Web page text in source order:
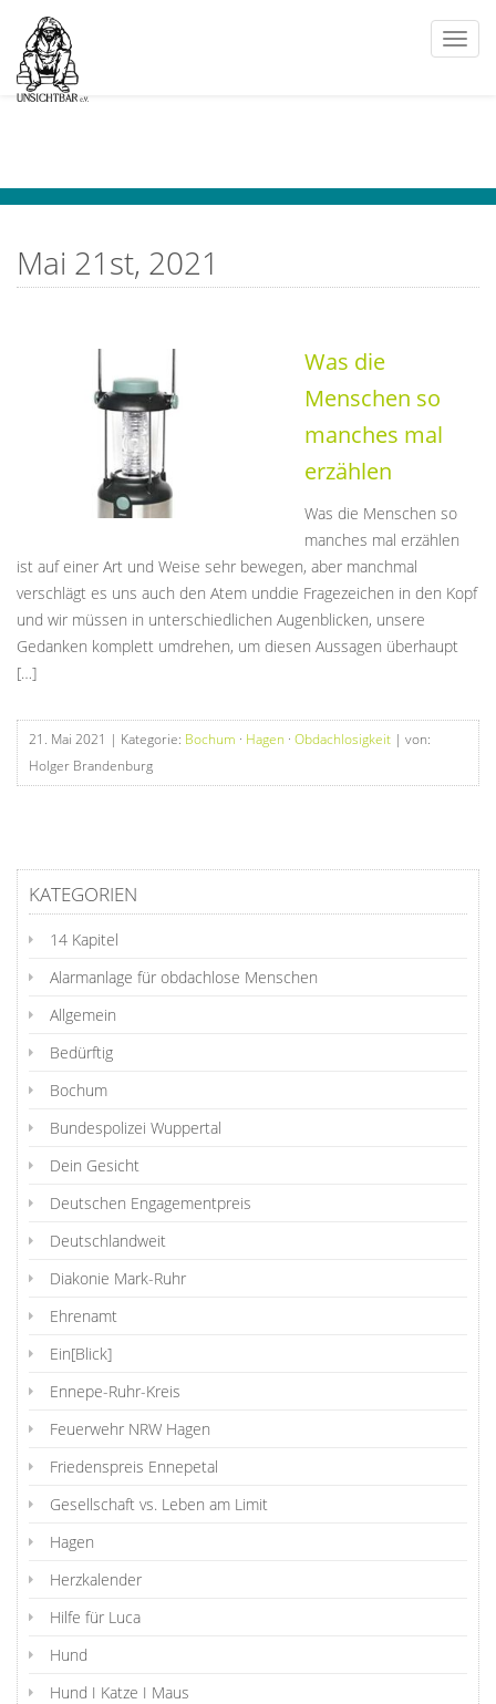
Mai 21st, 2021
Was die
Menschen so
manches mal
erzählen
Was die Menschen so
manches mal erzählen
ist auf einer Art und Weise sehr bewegen, aber manchmal
verschlägt es uns auch den Atem unddie Fragezeichen in den Kopf
und wir müssen in unterschiedlichen Augenblicken, unsere
Gedanken komplett umdrehen, um diesen Aussagen überhaupt
[…]
21. Mai 2021 | Kategorie: Bochum · Hagen · Obdachlosigkeit | von:
Holger Brandenburg
KATEGORIEN
14 Kapitel
Alarmanlage für obdachlose Menschen
Allgemein
Bedürftig
Bochum
Bundespolizei Wuppertal
Dein Gesicht
Deutschen Engagementpreis
Deutschlandweit
Diakonie Mark-Ruhr
Ehrenamt
Ein[Blick]
Ennepe-Ruhr-Kreis
Feuerwehr NRW Hagen
Friedenspreis Ennepetal
Gesellschaft vs. Leben am Limit
Hagen
Herzkalender
Hilfe für Luca
Hund
Hund I Katze I Maus